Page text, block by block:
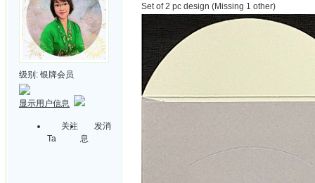
级别: 银牌会员
显示用户信息
关注
Ta
发消
息
Set of 2 pc design (Missing 1 other)